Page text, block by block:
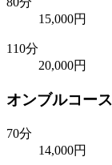
15,000円
110分
20,000円
オンブルコース
70分
14,000円